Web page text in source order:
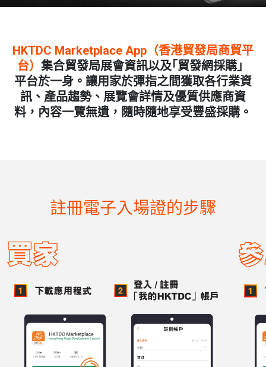
HKTDC Marketplace App（香港貿發局商貿平
台） 集合貿發局展會資訊以及｢貿發網採購」
平台於一身。讓用家於彈指之間獲取各行業資
訊、產品趨勢、展覽會詳情及優質供應商資
料，內容一覽無遺，隨時隨地享受豐盛採購。
註冊電子入場證的步驟